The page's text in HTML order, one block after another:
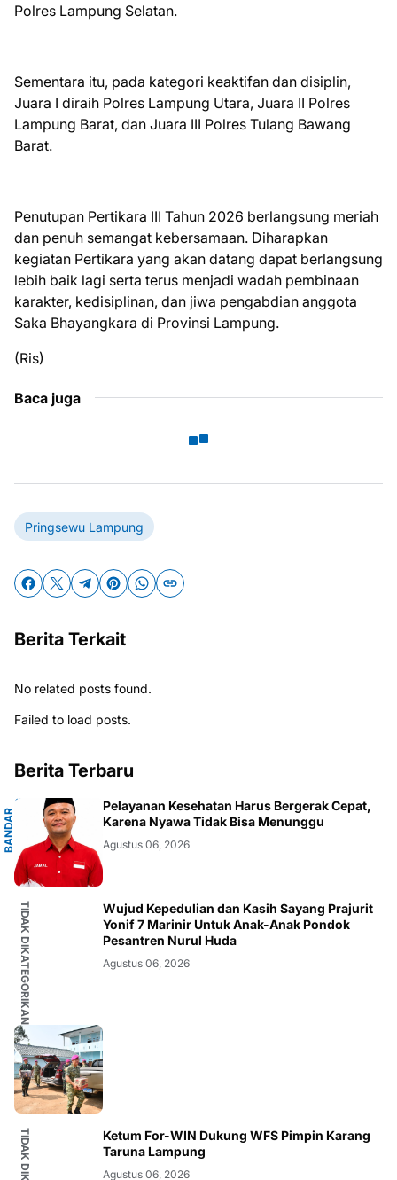
Polres Lampung Selatan.
Sementara itu, pada kategori keaktifan dan disiplin,
Juara I diraih Polres Lampung Utara, Juara II Polres
Lampung Barat, dan Juara III Polres Tulang Bawang
Barat.
Penutupan Pertikara III Tahun 2026 berlangsung meriah
dan penuh semangat kebersamaan. Diharapkan
kegiatan Pertikara yang akan datang dapat berlangsung
lebih baik lagi serta terus menjadi wadah pembinaan
karakter, kedisiplinan, dan jiwa pengabdian anggota
Saka Bhayangkara di Provinsi Lampung.
(Ris)
Baca juga
Pringsewu Lampung
Berita Terkait
No related posts found.
Failed to load posts.
Berita Terbaru
B
A
N
D
A
R
L
A
M
P
U
N
Pelayanan Kesehatan Harus Bergerak Cepat,
Karena Nyawa Tidak Bisa Menunggu
Agustus 06, 2026
TIDAK DIKATEGORIKAN
Wujud Kepedulian dan Kasih Sayang Prajurit
Yonif 7 Marinir Untuk Anak-Anak Pondok
Pesantren Nurul Huda
Agustus 06, 2026
Ketum For-WIN Dukung WFS Pimpin Karang
Taruna Lampung
Agustus 06, 2026